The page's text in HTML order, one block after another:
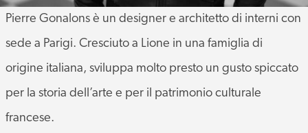
Pierre Gonalons è un designer e architetto di interni con
sede a Parigi. Cresciuto a Lione in una famiglia di
origine italiana, sviluppa molto presto un gusto spiccato
per la storia dell’arte e per il patrimonio culturale
francese.